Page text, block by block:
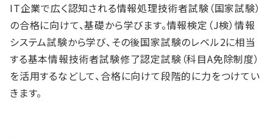
IT企業で広く認知される情報処理技術者試験（国家試験）
の合格に向けて、基礎から学びます。情報検定（J検）情報
システム試験から学び、その後国家試験のレベル2に相当
する基本情報技術者試験修了認定試験（科⽬A免除制度）
を活⽤するなどして、合格に向けて段階的に⼒をつけてい
きます。